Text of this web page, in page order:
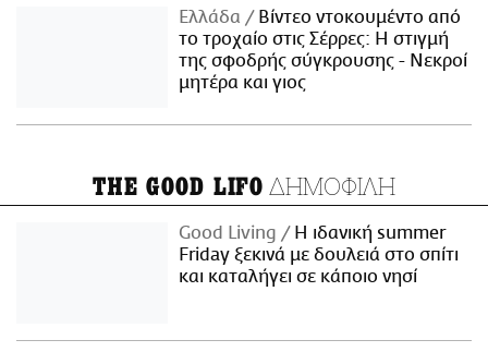
Ελλάδα
Βίντεο ντοκουμέντο από
το τροχαίο στις Σέρρες: Η στιγμή
της σφοδρής σύγκρουσης - Νεκροί
μητέρα και γιος
THE GOOD LIFO ΔΗΜΟΦΙΛΗ
Good Living
Η ιδανική summer
Friday ξεκινά με δουλειά στο σπίτι
και καταλήγει σε κάποιο νησί